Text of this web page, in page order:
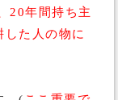
20年間持ち主
た人の物に